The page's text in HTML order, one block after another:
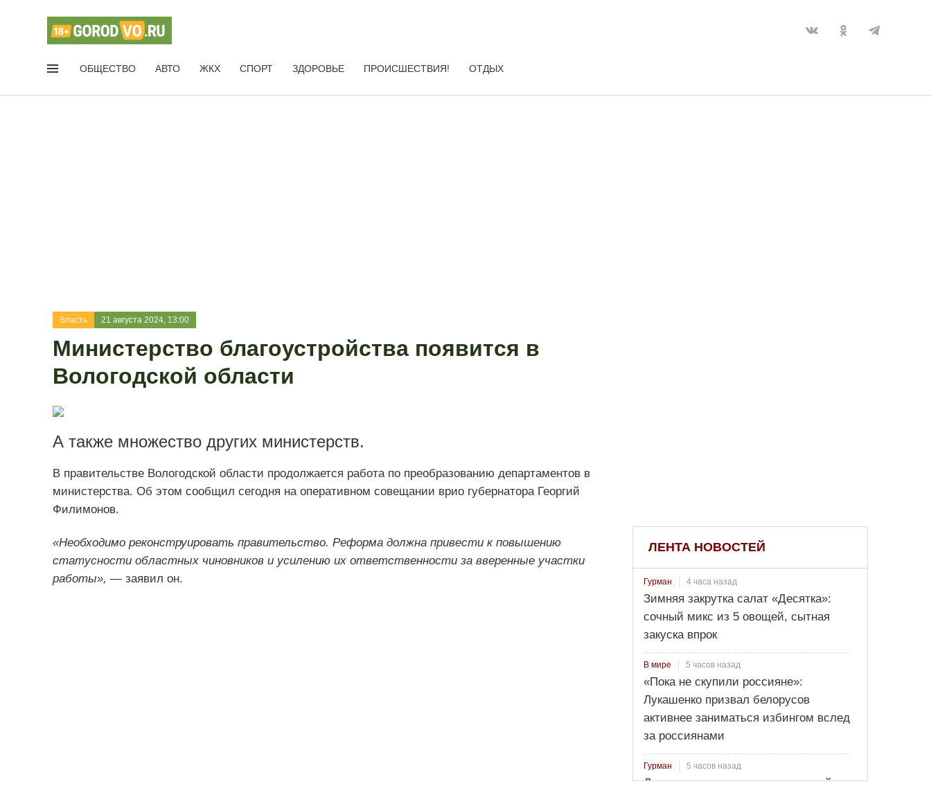
ОБЩЕСТВО АВТО ЖКХ СПОРТ ЗДОРОВЬЕ ПРОИСШЕСТВИЯ! ОТДЫХ
Власть 21 августа 2024, 13:00
Министерство благоустройства появится в
Вологодской области
А также множество других министерств.
В правительстве Вологодской области продолжается работа по преобразованию департаментов в
министерства. Об этом сообщил сегодня на оперативном совещании врио губернатора Георгий
Филимонов.
«Необходимо реконструировать правительство. Реформа должна привести к повышению
статусности областных чиновников и усилению их ответственности за вверенные участки
работы», — заявил он.
ЛЕНТА НОВОСТЕЙ
Гурман 4 часа назад
Зимняя закрутка салат «Десятка»:
сочный микс из 5 овощей, сытная
закуска впрок
В мире 5 часов назад
«Пока не скупили россияне»:
Лукашенко призвал белорусов
активнее заниматься избингом вслед
за россиянами
Гурман 5 часов назад
Лосось пряного посола: секретный